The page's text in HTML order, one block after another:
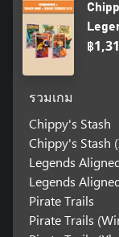
฿
รวมเกม
Chippy's Stash
Chippy's Stash
Legends
Legends
Pirate Trails
Pirate Trails